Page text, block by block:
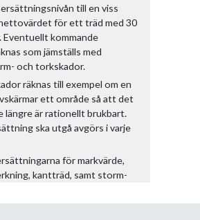
till en viss
för ett träd med 30
Eventuellt kommande
som jämställs med
och torkskador.
räknas till exempel om en
ett område så att det
längre är rationellt brukbart.
ska utgå avgörs i varje
för markvärde,
kantträd, samt storm-